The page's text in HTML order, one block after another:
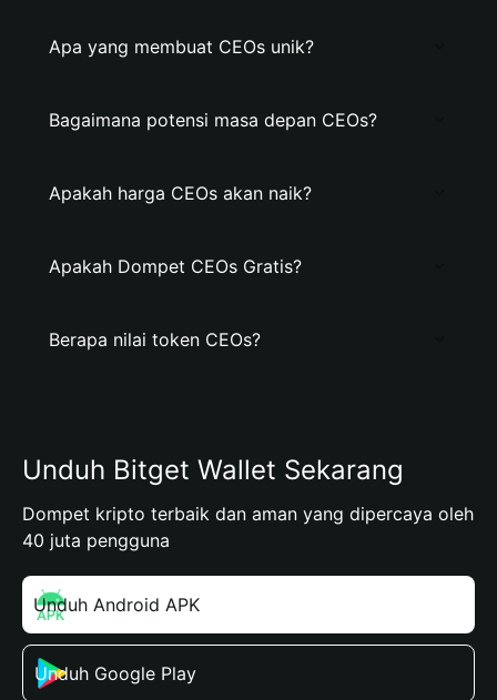
Apa yang membuat CEOs unik?
Bagaimana potensi masa depan CEOs?
Apakah harga CEOs akan naik?
Apakah Dompet CEOs Gratis?
Berapa nilai token CEOs?
Unduh Bitget Wallet Sekarang
Dompet kripto terbaik dan aman yang dipercaya oleh
40 juta pengguna
Unduh Android APK
Unduh Google Play